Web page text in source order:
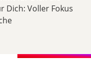
Dich: Voller Fokus